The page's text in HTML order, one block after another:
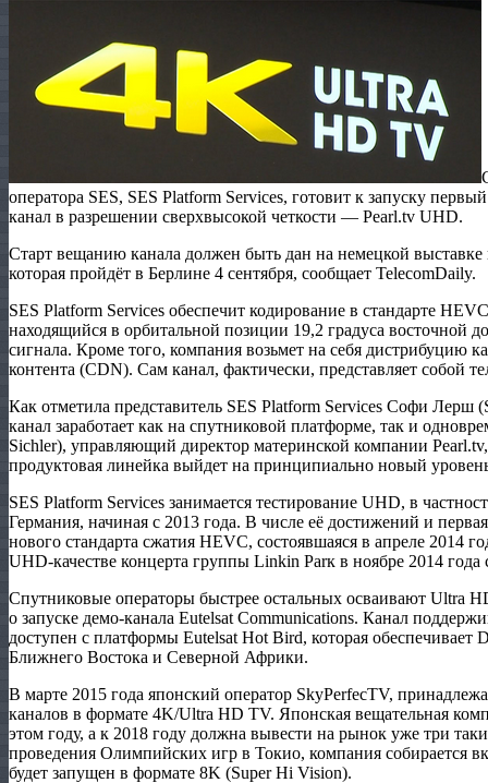
оператора SES, SES Platform Services, готовит к запуску
канал в разрешении сверхвысокой четкости — Pearl.tv UHD.
Старт вещанию канала должен быть дан на немецкой выставке
которая пройдёт в Берлине 4 сентября, сообщает TelecomDaily.
SES Platform Services обеспечит кодирование в стандарте
находящийся в орбитальной позиции 19,2 градуса восточной
сигнала. Кроме того, компания возьмет на себя дистрибуцию
контента (CDN). Сам канал, фактически, представляет собой
Как отметила представитель SES Platform Services Софи
канал заработает как на спутниковой платформе, так и
Sichler), управляющий директор материнской компании
продуктовая линейка выйдет на принципиально новый
SES Platform Services занимается тестирование UHD, в
Германия, начиная с 2013 года. В числе её достижений и
нового стандарта сжатия HEVC, состоявшаяся в апреле 2014
UHD-качестве концерта группы Linkin Parк в ноябре 2014 года
Спутниковые операторы быстрее остальных осваивают Ultra
о запуске демо-канала Eutelsat Communications. Канал
доступен с платформы Eutelsat Hot Bird, которая
Ближнего Востока и Северной Африки.
В марте 2015 года японский оператор SkyPerfecTV,
каналов в формате 4K/Ultra HD TV. Японская вещательная
этом году, а к 2018 году должна вывести на рынок уже три
проведения Олимпийских игр в Токио, компания собирается
будет запущен в формате 8K (Super Hi Vision).